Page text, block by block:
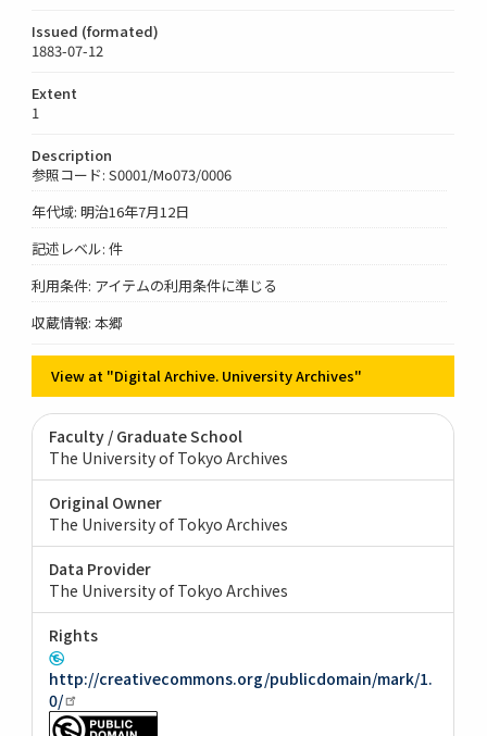
Issued (formated)
1883-07-12
Extent
1
Description
参照コード: S0001/Mo073/0006
年代域: 明治16年7月12日
記述レベル: 件
利用条件: アイテムの利用条件に準じる
収蔵情報: 本郷
View at "Digital Archive. University Archives"
Faculty / Graduate School
The University of Tokyo Archives
Original Owner
The University of Tokyo Archives
Data Provider
The University of Tokyo Archives
Rights
http://creativecommons.org/publicdomain/mark/1.
0/